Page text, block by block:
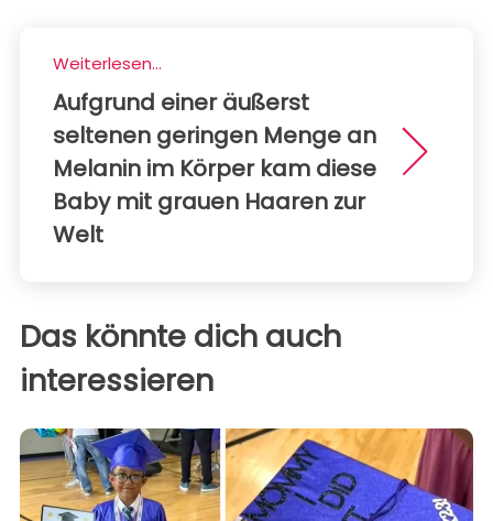
Weiterlesen...
Aufgrund einer äußerst
seltenen geringen Menge an
Melanin im Körper kam diese
Baby mit grauen Haaren zur
Welt
Das könnte dich auch
interessieren